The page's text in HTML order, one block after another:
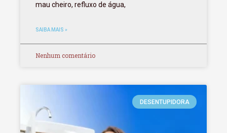
mau cheiro, refluxo de água,
SAIBA MAIS »
Nenhum comentário
DESENTUPIDORA